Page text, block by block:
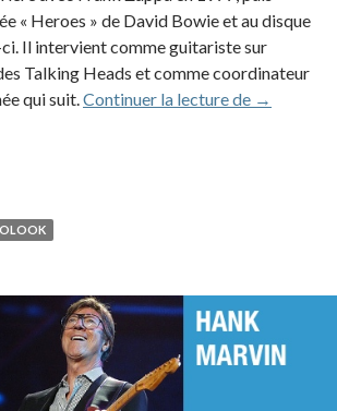
« Heroes » de David Bowie et au disque
ci. Il intervient comme guitariste sur
Talking Heads et comme coordinateur
qui suit.Continuer la lecture de Adrian
→